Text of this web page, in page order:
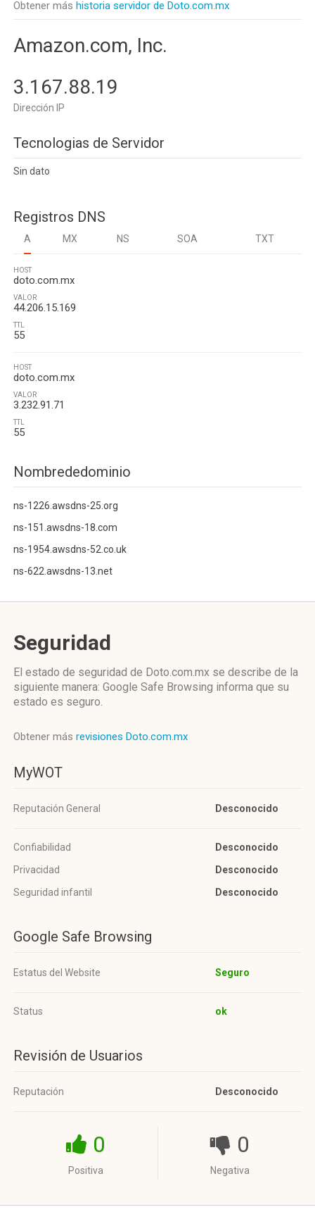
Obtener más historia servidor de Doto.com.mx
Amazon.com, Inc.
3.167.88.19
Dirección IP
Tecnologias de Servidor
Sin dato
Registros DNS
A MX NS SOA TXT
HOST
doto.com.mx
VALOR
44.206.15.169
TTL
55
HOST
doto.com.mx
VALOR
3.232.91.71
TTL
55
Nombrededominio
ns-1226.awsdns-25.org
ns-151.awsdns-18.com
ns-1954.awsdns-52.co.uk
ns-622.awsdns-13.net
Seguridad
El estado de seguridad de Doto.com.mx se describe de la
siguiente manera: Google Safe Browsing informa que su
estado es seguro.
Obtener más revisiones Doto.com.mx
MyWOT
Reputación General Desconocido
Confiabilidad
Desconocido
Privacidad
Desconocido
Seguridad infantil
Desconocido
Google Safe Browsing
Estatus del Website Seguro
Status ok
Revisión de Usuarios
Reputación Desconocido
0
Positiva
0
Negativa